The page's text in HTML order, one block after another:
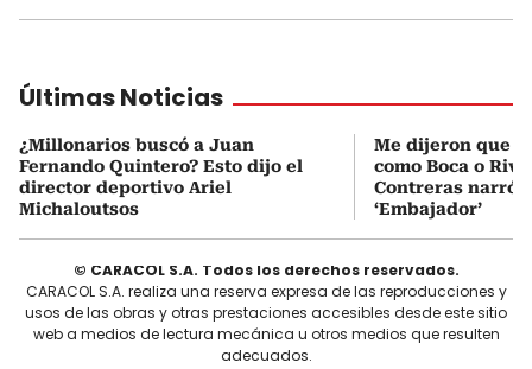
Últimas Noticias
¿Millonarios buscó a Juan
Fernando Quintero? Esto dijo el
director deportivo Ariel
Michaloutsos
Me dijeron que
como Boca o
Contreras narró
‘Embajador’
© CARACOL S.A. Todos los derechos reservados.
CARACOL S.A. realiza una reserva expresa de las reproducciones y
usos de las obras y otras prestaciones accesibles desde este sitio
web a medios de lectura mecánica u otros medios que resulten
adecuados.